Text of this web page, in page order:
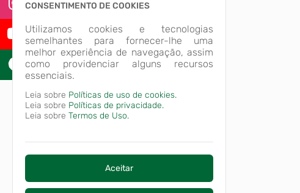
CONSENTIMENTO DE COOKIES
Utilizamos cookies e tecnologias
semelhantes para fornecer-lhe uma
melhor experiência de navegação, assim
como providenciar alguns recursos
essenciais.
Leia sobre Políticas de uso de cookies.
Leia sobre Políticas de privacidade.
Leia sobre Termos de Uso.
Aceitar